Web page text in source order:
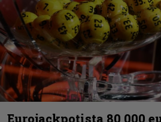
Eurojackpotista 80 000